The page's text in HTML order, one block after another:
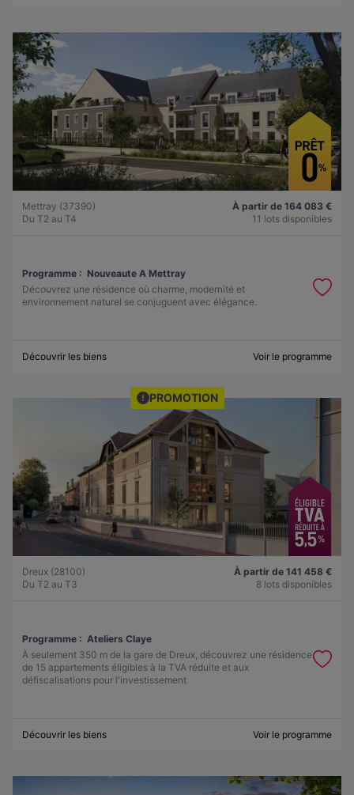
Mettray (37390)
Du T2 au T4
À partir de 164 083 €
11 lots disponibles
Programme : Nouveaute A Mettray
Découvrez une résidence où charme, modernité et
environnement naturel se conjuguent avec élégance.
Découvrir les biens Voir le programme
PROMOTION
Dreux (28100)
Du T2 au T3
À partir de 141 458 €
8 lots disponibles
Programme : Ateliers Claye
À seulement 350 m de la gare de Dreux, découvrez une résidence
de 15 appartements éligibles à la TVA réduite et aux
défiscalisations pour l'investissement
Découvrir les biens Voir le programme